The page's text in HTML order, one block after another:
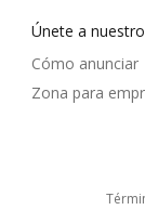
Únete a
Cómo anunciar
Zona para